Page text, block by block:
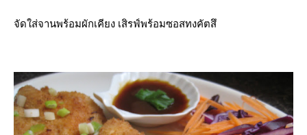
จัดใส่จานพร้อมผักเคียง เสิรฟ์พร้อมซอสทงคัตสึ